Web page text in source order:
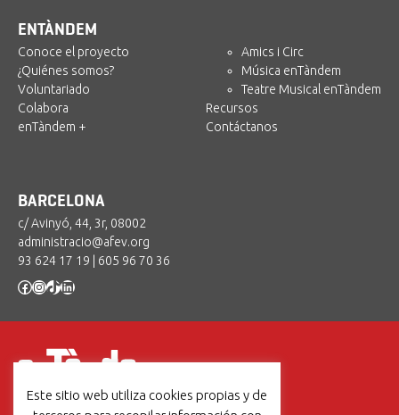
ENTÀNDEM
Conoce el proyecto
¿Quiénes somos?
Voluntariado
Colabora
enTàndem +
Amics i Circ
Música enTàndem
Teatre Musical enTàndem
Recursos
Contáctanos
BARCELONA
c/ Avinyó, 44, 3r, 08002
administracio@afev.org
93 624 17 19
605 96 70 36
Facebook
Instagram
TikTok
LinkedIn
Este sitio web utiliza cookies propias y de